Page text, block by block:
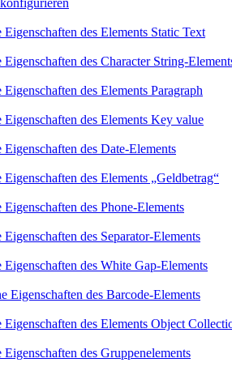
des Elements Static Text
Eigenschaften des Character String-
des Elements Paragraph
Eigenschaften des Elements Key value
des Date-Elements
des Elements „Geldbetrag“
des Phone-Elements
des Separator-Elements
Eigenschaften des White Gap-Elements
Eigenschaften des Barcode-Elements
Eigenschaften des Elements Object
des Gruppenelements